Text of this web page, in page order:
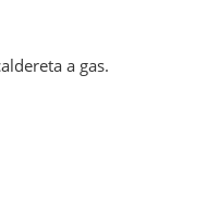
a gas.